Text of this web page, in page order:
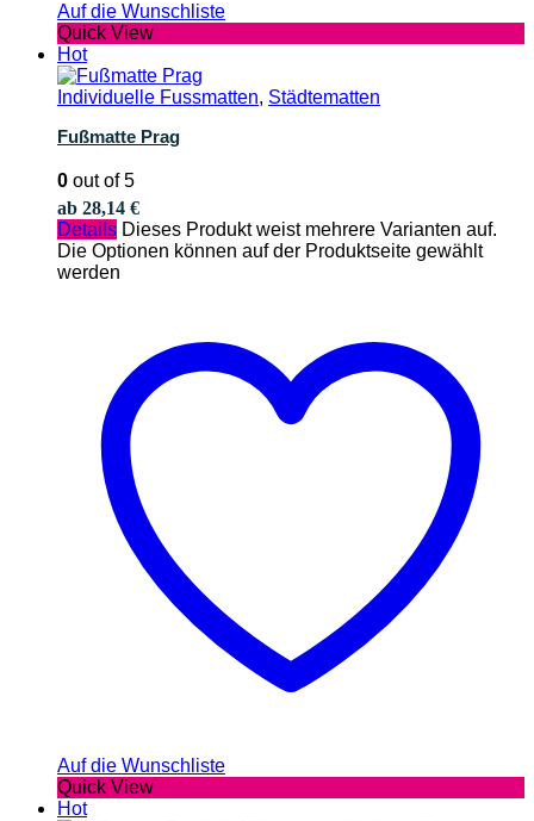
Auf die Wunschliste
Quick View
Hot
Individuelle Fussmatten, Städtematten
Fußmatte Prag
0 out of 5
ab 28,14 €
Details Dieses Produkt weist mehrere Varianten auf.
Die Optionen können auf der Produktseite gewählt
werden
Auf die Wunschliste
Quick View
Hot